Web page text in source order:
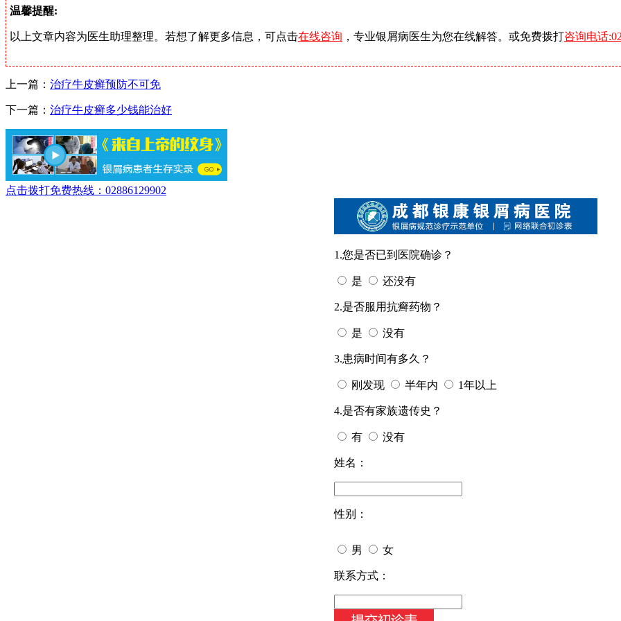
温馨提醒:
以上文章内容为医生助理整理。若想了解更多信息，可点击在线咨询 ，专业银屑病医生为您在线解答。或免费拨打咨询电话
上一篇： 治疗牛皮癣预防不可免
下一篇： 治疗牛皮癣多少钱能治好
点击拨打免费热线：02886129902
1.您是否已到医院确诊？
是 还没有
2.是否服用抗癣药物？
是 没有
3.患病时间有多久？
刚发现 半年内 1年以上
4.是否有家族遗传史？
有 没有
姓名：
性别：
男 女
今天日期：
联系方式：